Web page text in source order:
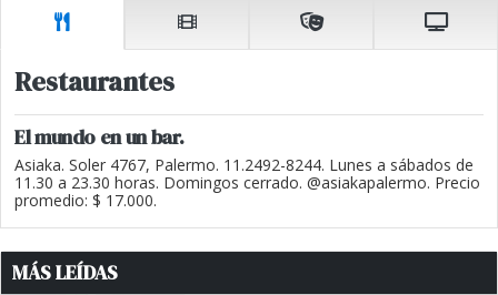
Restaurantes
El mundo en un bar.
Asiaka. Soler 4767, Palermo. 11.2492-8244. Lunes a sábados de
11.30 a 23.30 horas. Domingos cerrado. @asiakapalermo. Precio
promedio: $ 17.000.
MÁS LEÍDAS